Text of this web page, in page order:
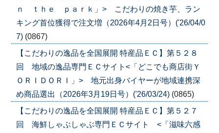
ｎ ｔｈｅ ｐａｒｋ」> こだわりの焼き芋、ラン
キング首位獲得で注文増（2026年4月2日号）('26/04/0
7) (0867)
【こだわりの逸品を全国展開 特産品ＥＣ】第５２８
回 地域の逸品専門ＥＣサイト<「どこでも商店街Ｙ
ＯＲＩＤＯＲＩ」> 地元出身バイヤーが地域連携深
め商品選出（2026年3月19日号）('26/03/24) (0865)
【こだわりの逸品を全国展開 特産品ＥＣ】第５２７
回 海鮮しゃぶしゃぶ専門ＥＣサイト <「滋味六感